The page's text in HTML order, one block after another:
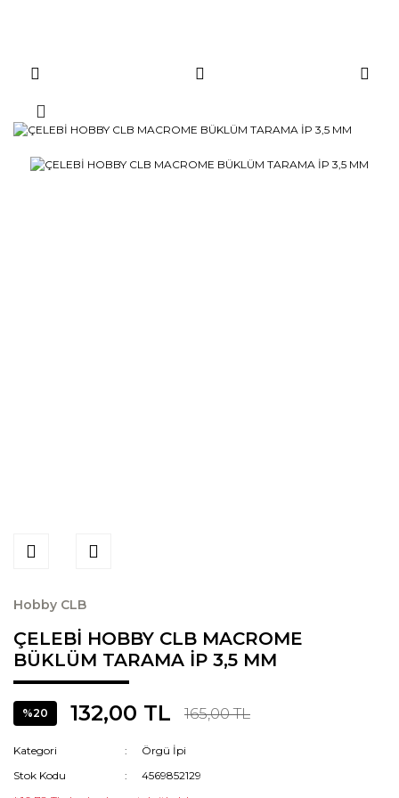
Hobby CLB
ÇELEBİ HOBBY CLB MACROME
BÜKLÜM TARAMA İP 3,5 MM
%20 132,00 TL 165,00 TL
Kategori
Örgü İpi
Stok Kodu
4569852129